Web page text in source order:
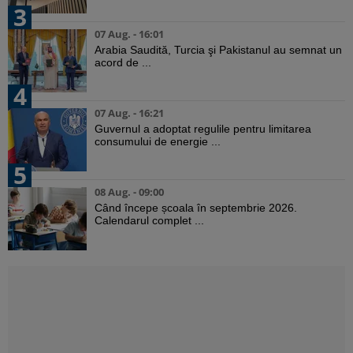
3
07 Aug. - 16:01
Arabia Saudită, Turcia şi Pakistanul au semnat un
acord de ...
4
07 Aug. - 16:21
Guvernul a adoptat regulile pentru limitarea
consumului de energie ...
5
08 Aug. - 09:00
Când începe școala în septembrie 2026.
Calendarul complet ...